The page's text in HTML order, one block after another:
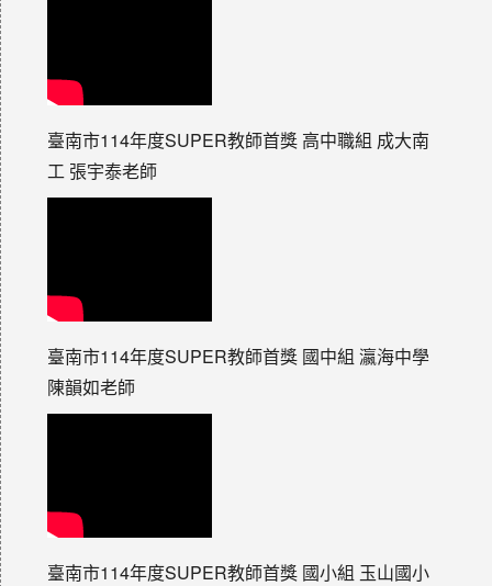
臺南市114年度SUPER教師首獎 高中職組 成大南
工 張宇泰老師
臺南市114年度SUPER教師首獎 國中組 瀛海中學
陳韻如老師
臺南市114年度SUPER教師首獎 國小組 玉山國小